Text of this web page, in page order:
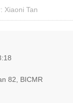
Xiaoni Tan
82, BICMR